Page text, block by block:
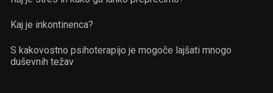
Kaj je inkontinenca?
S kakovostno psihoterapijo je mogoče lajšati mnogo
duševnih težav